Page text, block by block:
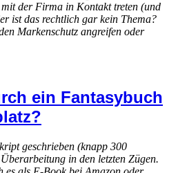
der Firma in Kontakt treten (und
ist das rechtlich gar kein Thema?
Markenschutz angreifen oder
ein Fantasybuch
geschrieben (knapp 300
in den letzten Zügen.